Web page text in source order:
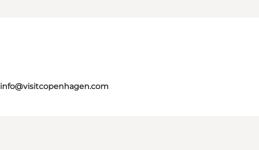
info@visitcopenhagen.com